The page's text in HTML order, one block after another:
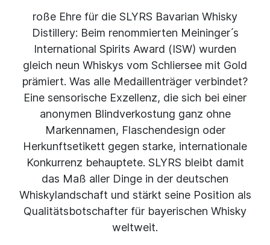
roße Ehre für die SLYRS Bavarian Whisky
Distillery: Beim renommierten Meininger ́s
International Spirits Award (ISW) wurden
gleich neun Whiskys vom Schliersee mit Gold
prämiert. Was alle Medaillenträger verbindet?
Eine sensorische Exzellenz, die sich bei einer
anonymen Blindverkostung ganz ohne
Markennamen, Flaschendesign oder
Herkunftsetikett gegen starke, internationale
Konkurrenz behauptete. SLYRS bleibt damit
das Maß aller Dinge in der deutschen
Whiskylandschaft und stärkt seine Position als
Qualitätsbotschafter für bayerischen Whisky
weltweit.